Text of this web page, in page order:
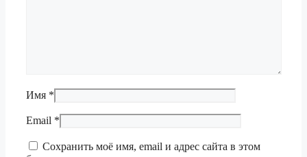
Имя *
Email *
Сохранить моё имя, email и адрес сайта в этом